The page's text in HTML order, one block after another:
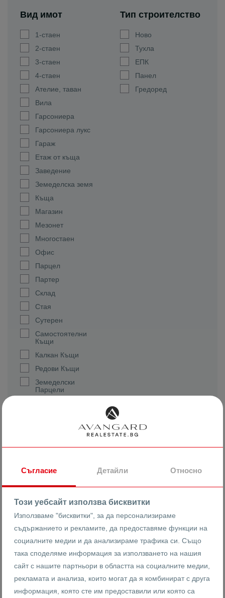
Вид имот
1-стаен
2-стаен
3-стаен
4-стаен
Ателие, таван
Вила
Гарсониера
Гарсониера лукс
Гараж
Етаж от къща
Заведение
Земеделска земя
Къща
Магазин
Мезонет
Многостаен
Офис
Парцел
Партер
Склад
Стая
Сутерен
Самостоятелни
Къщи
Калкан Къщи
Редови Къщи
Земеделски
Парцели
строителство
Тип строителство
Ново
Тухла
ЕПК
Панел
Гредоред
Реф. номер
Квадратура (m2 )
Цена
Съгласие Детайли Относно
Този уебсайт използва бисквитки
Използваме "бисквитки", за да персонализираме
съдържанието и рекламите, да предоставяме функции на
социалните медии и да анализираме трафика си. Също
така споделяме информация за използването на нашия
сайт с нашите партньори в областта на социалните медии,
рекламата и анализа, които могат да я комбинират с друга
информация, която сте им предоставили или която са